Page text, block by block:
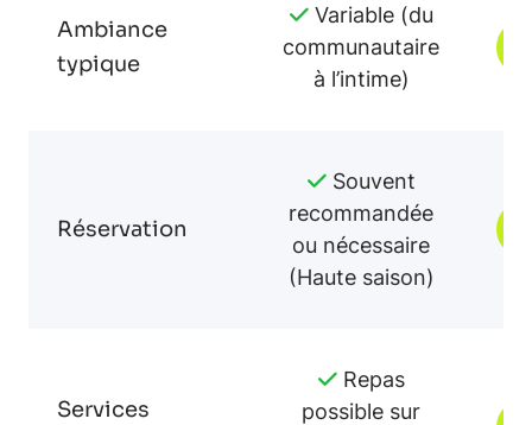
Ambiance
typique
Variable (du
communautaire
à l’intime)
Réservation
Souvent
recommandée
ou nécessaire
(Haute saison)
Services
Repas
possible sur